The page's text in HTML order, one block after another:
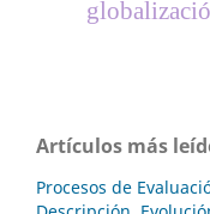
Artículos más
Procesos de